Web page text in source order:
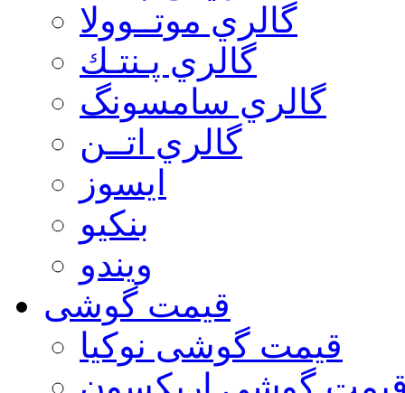
گالري موتــوولا
گالري پـنتـك
گالري سامسونگ
گالري اتــن
ایسوز
بنکیو
ویندو
قیمت گوشی
قیمت گوشی نوكيا